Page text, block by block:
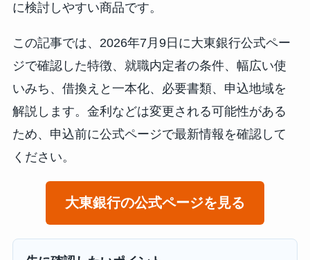
に検討しやすい商品です。
この記事では、2026年7月9日に大東銀行公式ペー
ジで確認した特徴、就職内定者の条件、幅広い使
いみち、借換えと一本化、必要書類、申込地域を
解説します。金利などは変更される可能性がある
ため、申込前に公式ページで最新情報を確認して
ください。
大東銀行の公式ページを見る